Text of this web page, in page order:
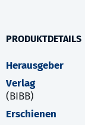
PRODUKTDETAILS
Herausgeber
Verlag
(BIBB)
Erschienen